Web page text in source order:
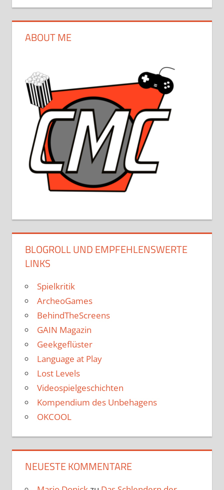
ABOUT ME
BLOGROLL UND EMPFEHLENSWERTE
LINKS
Spielkritik
ArcheoGames
BehindTheScreens
GAIN Magazin
Geekgeflüster
Language at Play
Lost Levels
Videospielgeschichten
Kompendium des Unbehagens
OKCOOL
NEUESTE KOMMENTARE